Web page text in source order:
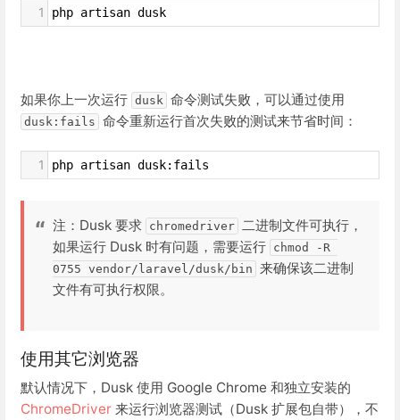
1 php artisan dusk
如果你上一次运行 dusk 命令测试失败，可以通过使用
dusk:fails 命令重新运行首次失败的测试来节省时间：
1 php artisan dusk:fails
注：Dusk 要求 chromedriver 二进制文件可执行，
如果运行 Dusk 时有问题，需要运行 chmod -R
0755 vendor/laravel/dusk/bin 来确保该二进制
文件有可执行权限。
使用其它浏览器
默认情况下，Dusk 使用 Google Chrome 和独立安装的
ChromeDriver 来运行浏览器测试（Dusk 扩展包自带），不